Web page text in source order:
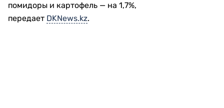
помидоры и картофель — на 1,7%,
передает DKNews.kz.